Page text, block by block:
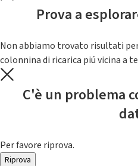
Prova a
Non abbiamo trovato risultati
colonnina di ricarica piú vicina a
C'è un problema
Per favore riprova.
Riprova